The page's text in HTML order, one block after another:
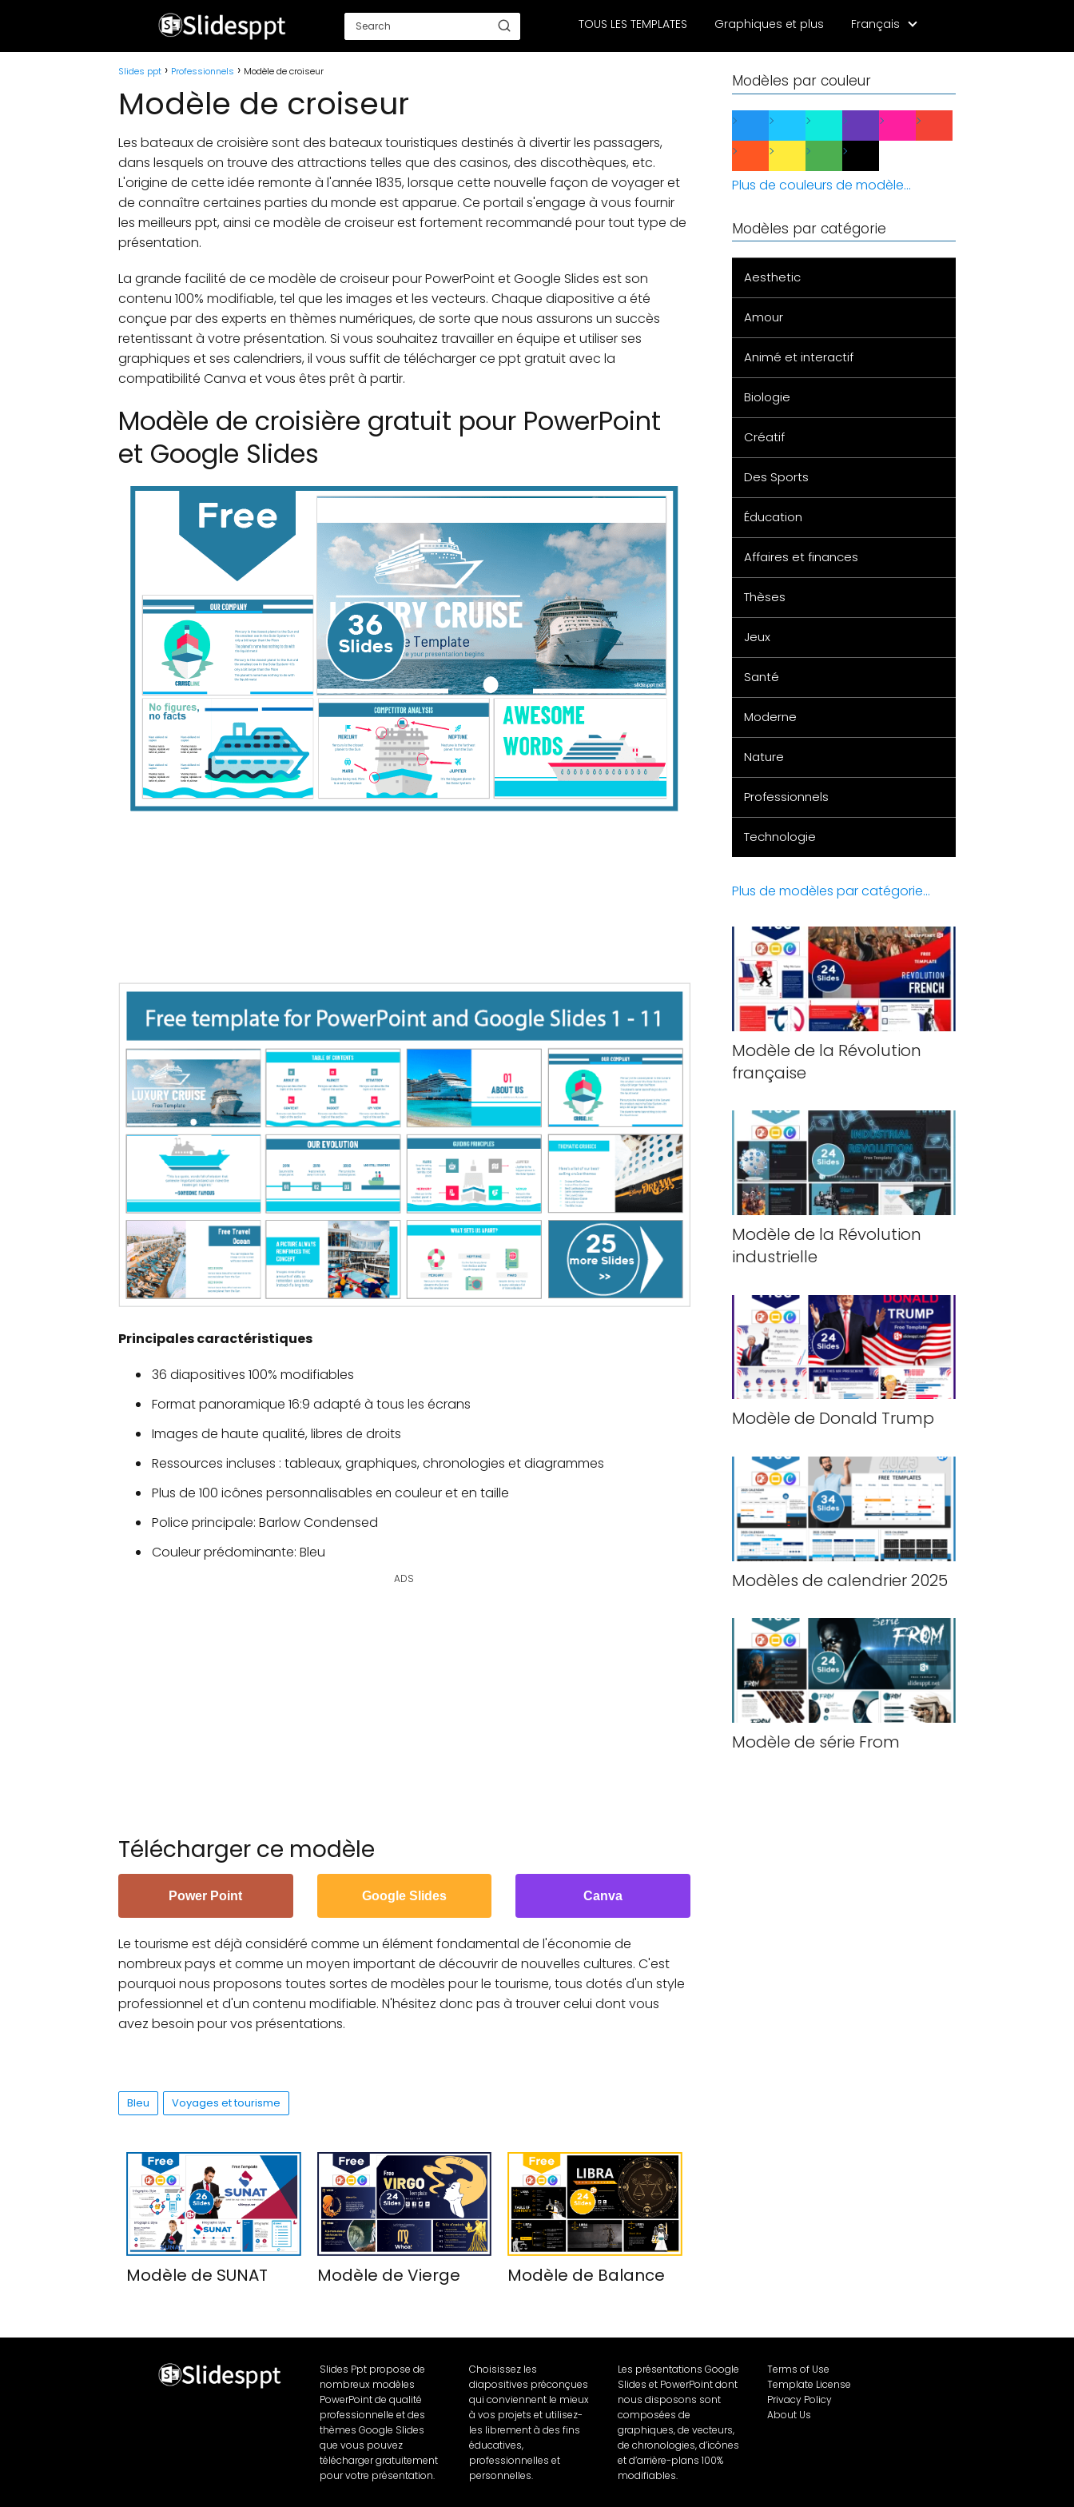
TOUS LES TEMPLATES Graphiques et plus Français
Slides ppt Professionnels Modèle de croiseur
Modèle de croiseur
Les bateaux de croisière sont des bateaux touristiques destinés à divertir les passagers,
dans lesquels on trouve des attractions telles que des casinos, des discothèques, etc.
L'origine de cette idée remonte à l'année 1835, lorsque cette nouvelle façon de voyager et
de connaître certaines parties du monde est apparue. Ce portail s'engage à vous fournir
les meilleurs ppt, ainsi ce modèle de croiseur est fortement recommandé pour tout type de
présentation.
La grande facilité de ce modèle de croiseur pour PowerPoint et Google Slides est son
contenu 100% modifiable, tel que les images et les vecteurs. Chaque diapositive a été
conçue par des experts en thèmes numériques, de sorte que nous assurons un succès
retentissant à votre présentation. Si vous souhaitez travailler en équipe et utiliser ses
graphiques et ses calendriers, il vous suffit de télécharger ce ppt gratuit avec la
compatibilité Canva et vous êtes prêt à partir.
Modèle de croisière gratuit pour PowerPoint
et Google Slides
Principales caractéristiques
36 diapositives 100% modifiables
Format panoramique 16:9 adapté à tous les écrans
Images de haute qualité, libres de droits
Ressources incluses : tableaux, graphiques, chronologies et diagrammes
Plus de 100 icônes personnalisables en couleur et en taille
Police principale: Barlow Condensed
Couleur prédominante: Bleu
ADS
Télécharger ce modèle
Power Point Google Slides Canva
Le tourisme est déjà considéré comme un élément fondamental de l'économie de
nombreux pays et comme un moyen important de découvrir de nouvelles cultures. C'est
pourquoi nous proposons toutes sortes de modèles pour le tourisme, tous dotés d'un style
professionnel et d'un contenu modifiable. N'hésitez donc pas à trouver celui dont vous
avez besoin pour vos présentations.
Bleu Voyages et tourisme
Modèle de SUNAT Modèle de Vierge Modèle de Balance
Modèles par couleur
Plus de couleurs de modèle...
Modèles par catégorie
Aesthetic
Amour
Animé et interactif
Biologie
Créatif
Des Sports
Éducation
Affaires et finances
Thèses
Jeux
Santé
Moderne
Nature
Professionnels
Technologie
Plus de modèles par catégorie...
Modèle de la Révolution
française
Modèle de la Révolution
industrielle
Modèle de Donald Trump
Modèles de calendrier 2025
Modèle de série From
Slides Ppt propose de
nombreux modèles
PowerPoint de qualité
professionnelle et des
thèmes Google Slides
que vous pouvez
télécharger gratuitement
pour votre présentation.
Choisissez les
diapositives préconçues
qui conviennent le mieux
à vos projets et utilisez-
les librement à des fins
éducatives,
professionnelles et
personnelles.
Les présentations Google
Slides et PowerPoint dont
nous disposons sont
composées de
graphiques, de vecteurs,
de chronologies, d’icônes
et d’arrière-plans 100%
modifiables.
Terms of Use
Template License
Privacy Policy
About Us